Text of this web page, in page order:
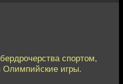
спортом,
Олимпийские игры.